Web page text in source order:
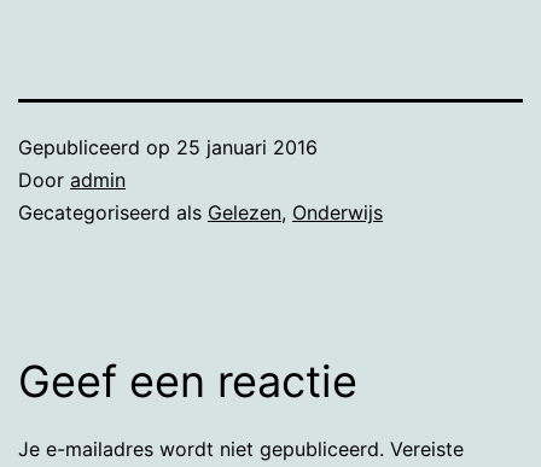
Gepubliceerd op 25 januari 2016
Door admin
Gecategoriseerd als Gelezen, Onderwijs
Geef een reactie
Je e-mailadres wordt niet gepubliceerd. Vereiste